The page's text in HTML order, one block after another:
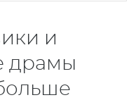
и
драмы